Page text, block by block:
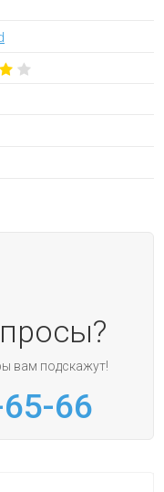
вам подскажут!
66